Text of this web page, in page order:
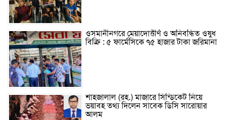
ওসমানীনগরে মেয়াদোত্তীর্ণ ও অনিবন্ধিত ওষুধ
বিক্রি : ৫ ফার্মেসিকে ৭৫ হাজার টাকা জরিমানা
শাহজালাল (রহ.) মাজারে সিন্ডিকেট নিয়ে
ভয়াবহ তথ্য দিলেন সাবেক ডিসি সারোয়ার
আলম